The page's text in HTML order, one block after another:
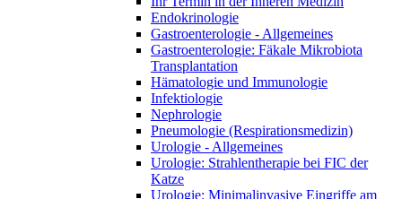
Endokrinologie
Gastroenterologie - Allgemeines
Gastroenterologie: Fäkale Mikrobiota
Transplantation
Hämatologie und Immunologie
Infektiologie
Nephrologie
Pneumologie (Respirationsmedizin)
Urologie - Allgemeines
Urologie: Strahlentherapie bei FIC der
Katze
Urologie: Minimalinvasive Eingriffe am